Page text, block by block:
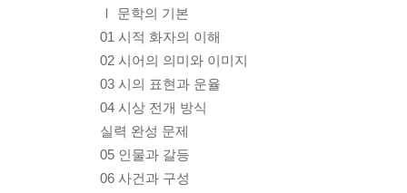
Ⅰ 문학의 기본
01 시적 화자의 이해
02 시어의 의미와 이미지
03 시의 표현과 운율
04 시상 전개 방식
실력 완성 문제
05 인물과 갈등
06 사건과 구성